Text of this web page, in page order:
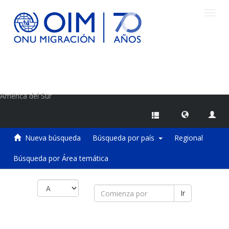
América del Sur
Nueva búsqueda Búsqueda por país Regional
Búsqueda por Área temática
Ir